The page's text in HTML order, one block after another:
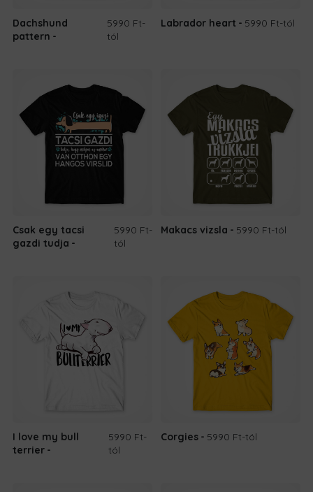
Dachshund
pattern
5990 Ft-
tól
Labrador heart 5990 Ft-tól
Csak egy tacsi
gazdi tudja
5990 Ft-
tól
Makacs vizsla 5990 Ft-tól
I love my bull
terrier
5990 Ft-
tól
Corgies 5990 Ft-tól